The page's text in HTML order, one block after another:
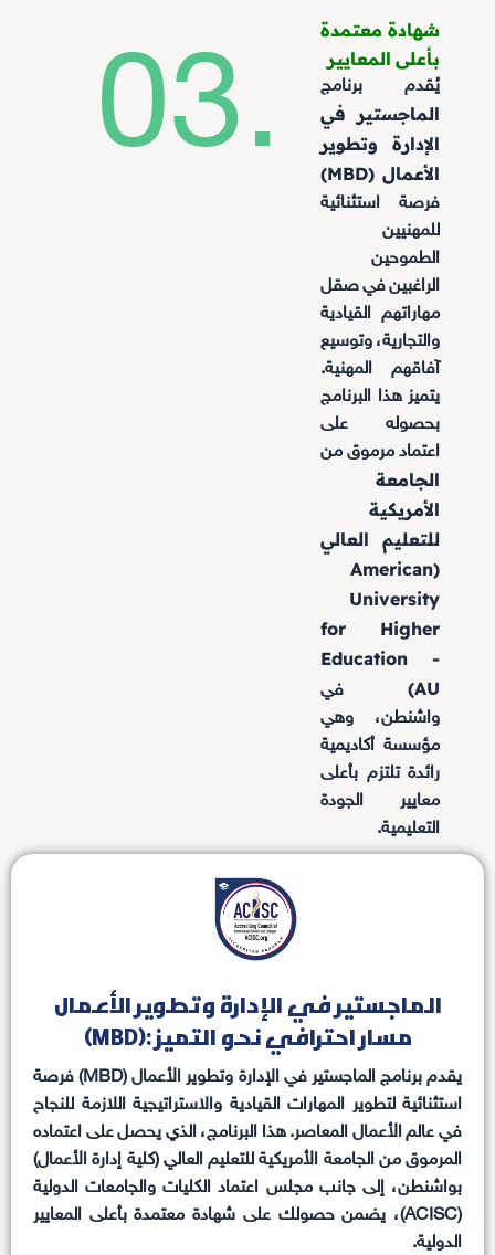
03.
شهادة معتمدة
بأعلى المعايير
يُقدم برنامج
الماجستير في
الإدارة وتطوير
الأعمال (MBD)
فرصة استثنائية
للمهنيين
الطموحين
الراغبين في صقل
مهاراتهم القيادية
والتجارية، وتوسيع
آفاقهم المهنية.
يتميز هذا البرنامج
بحصوله على
اعتماد مرموق من
الجامعة
الأمريكية
للتعليم العالي
(American
University
for Higher
Education -
AU)
في
واشنطن، وهي
مؤسسة أكاديمية
رائدة تلتزم بأعلى
معايير الجودة
التعليمية.
الماجستير في الإدارة وتطوير الأعمال
(MBD): مسار احترافي نحو التميز
يقدم برنامج الماجستير في الإدارة وتطوير الأعمال (MBD) فرصة
استثنائية لتطوير المهارات القيادية والاستراتيجية اللازمة للنجاح
في عالم الأعمال المعاصر. هذا البرنامج، الذي يحصل على اعتماده
المرموق من الجامعة الأمريكية للتعليم العالي (كلية إدارة الأعمال)
بواشنطن، إلى جانب مجلس اعتماد الكليات والجامعات الدولية
(ACISC)، يضمن حصولك على شهادة معتمدة بأعلى المعايير
الدولية.